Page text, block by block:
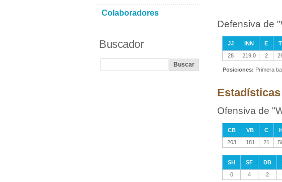
Defensiva de
JJ INN E
28
219.0 2
Posiciones: Primera
Ofensiva de
CB VB C
203
181 21
SH SF DB
0
4 2
Colaboradores
Buscador